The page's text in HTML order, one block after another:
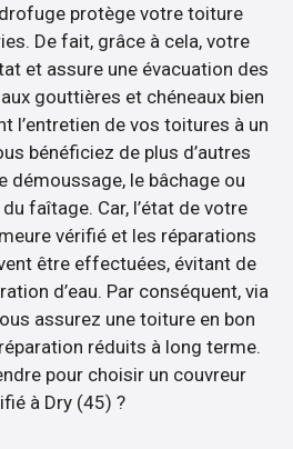
protège votre toiture
De fait, grâce à cela, votre
et assure une évacuation des
gouttières et chéneaux bien
l’entretien de vos toitures à un
bénéficiez de plus d’autres
démoussage, le bâchage ou
faîtage. Car, l’état de votre
vérifié et les réparations
être effectuées, évitant de
d’eau. Par conséquent, via
assurez une toiture en bon
réduits à long terme.
pour choisir un couvreur
à Dry (45) ?